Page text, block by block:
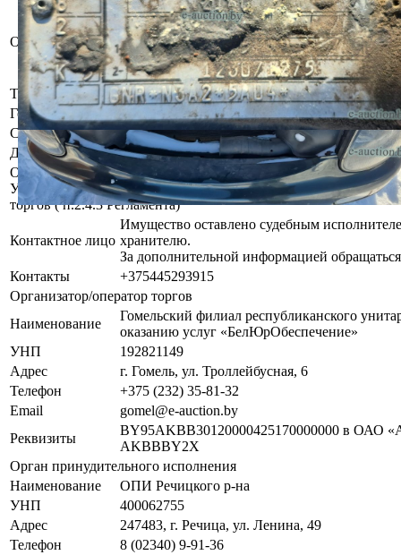
Описание
Рег. знак 8487 IТ-3
VIN: WF0NXXGAGNRR49546
Имеются повреждения лакокрасочного
инструментальном контроле, диагностике,
скрытых дефектов и неисправностей.
Тип кузова
Универсал
Год выпуска
1994
Состояние
Комплектность и работоспособность не
Должник
Мельченко Лилия Анатольевна
Осмотр объекта
Участник электронных торгов обязан до начала электронных
торгов ( п.2.4.3 Регламента)
Контактное лицо
Имущество оставлено судебным
хранителю.
За дополнительной информацией
Контакты
+375445293915
Организатор/оператор торгов
Наименование
Гомельский филиал республиканского
оказанию услуг «БелЮрОбеспечение»
УНП
192821149
Адрес
г. Гомель, ул. Троллейбусная, 6
Телефон
+375 (232) 35-81-32
Email
gomel@e-auction.by
Реквизиты
BY95AKBB30120000425170000000 в ОАО
AKBBBY2X
Орган принудительного исполнения
Наименование
ОПИ Речицкого р-на
УНП
400062755
Адрес
247483, г. Речица, ул. Ленина, 49
Телефон
8 (02340) 9-91-36